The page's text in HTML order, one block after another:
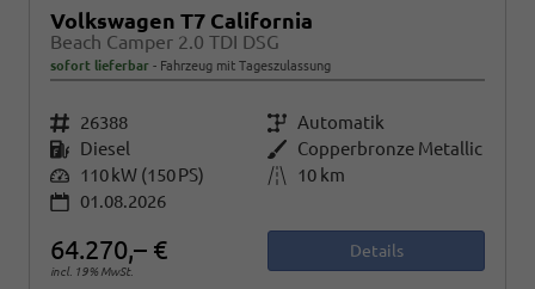
Volkswagen T7 California
Beach Camper 2.0 TDI DSG
sofort lieferbar Fahrzeug mit Tageszulassung
Fahrzeugnr. 26388 Getriebe Automatik
Kraftstoff Diesel Außenfarbe Copperbronze Metallic
Leistung 110 kW (150 PS) Kilometerstand
10 km
01.08.2026
64.270,– €
incl. 19% MwSt.
Details